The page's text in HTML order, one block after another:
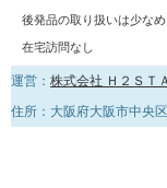
後発品の取り扱いは少なめ
在宅訪問なし
運営： 株式会社 Ｈ２ＳＴ
住所：大阪府大阪市中央